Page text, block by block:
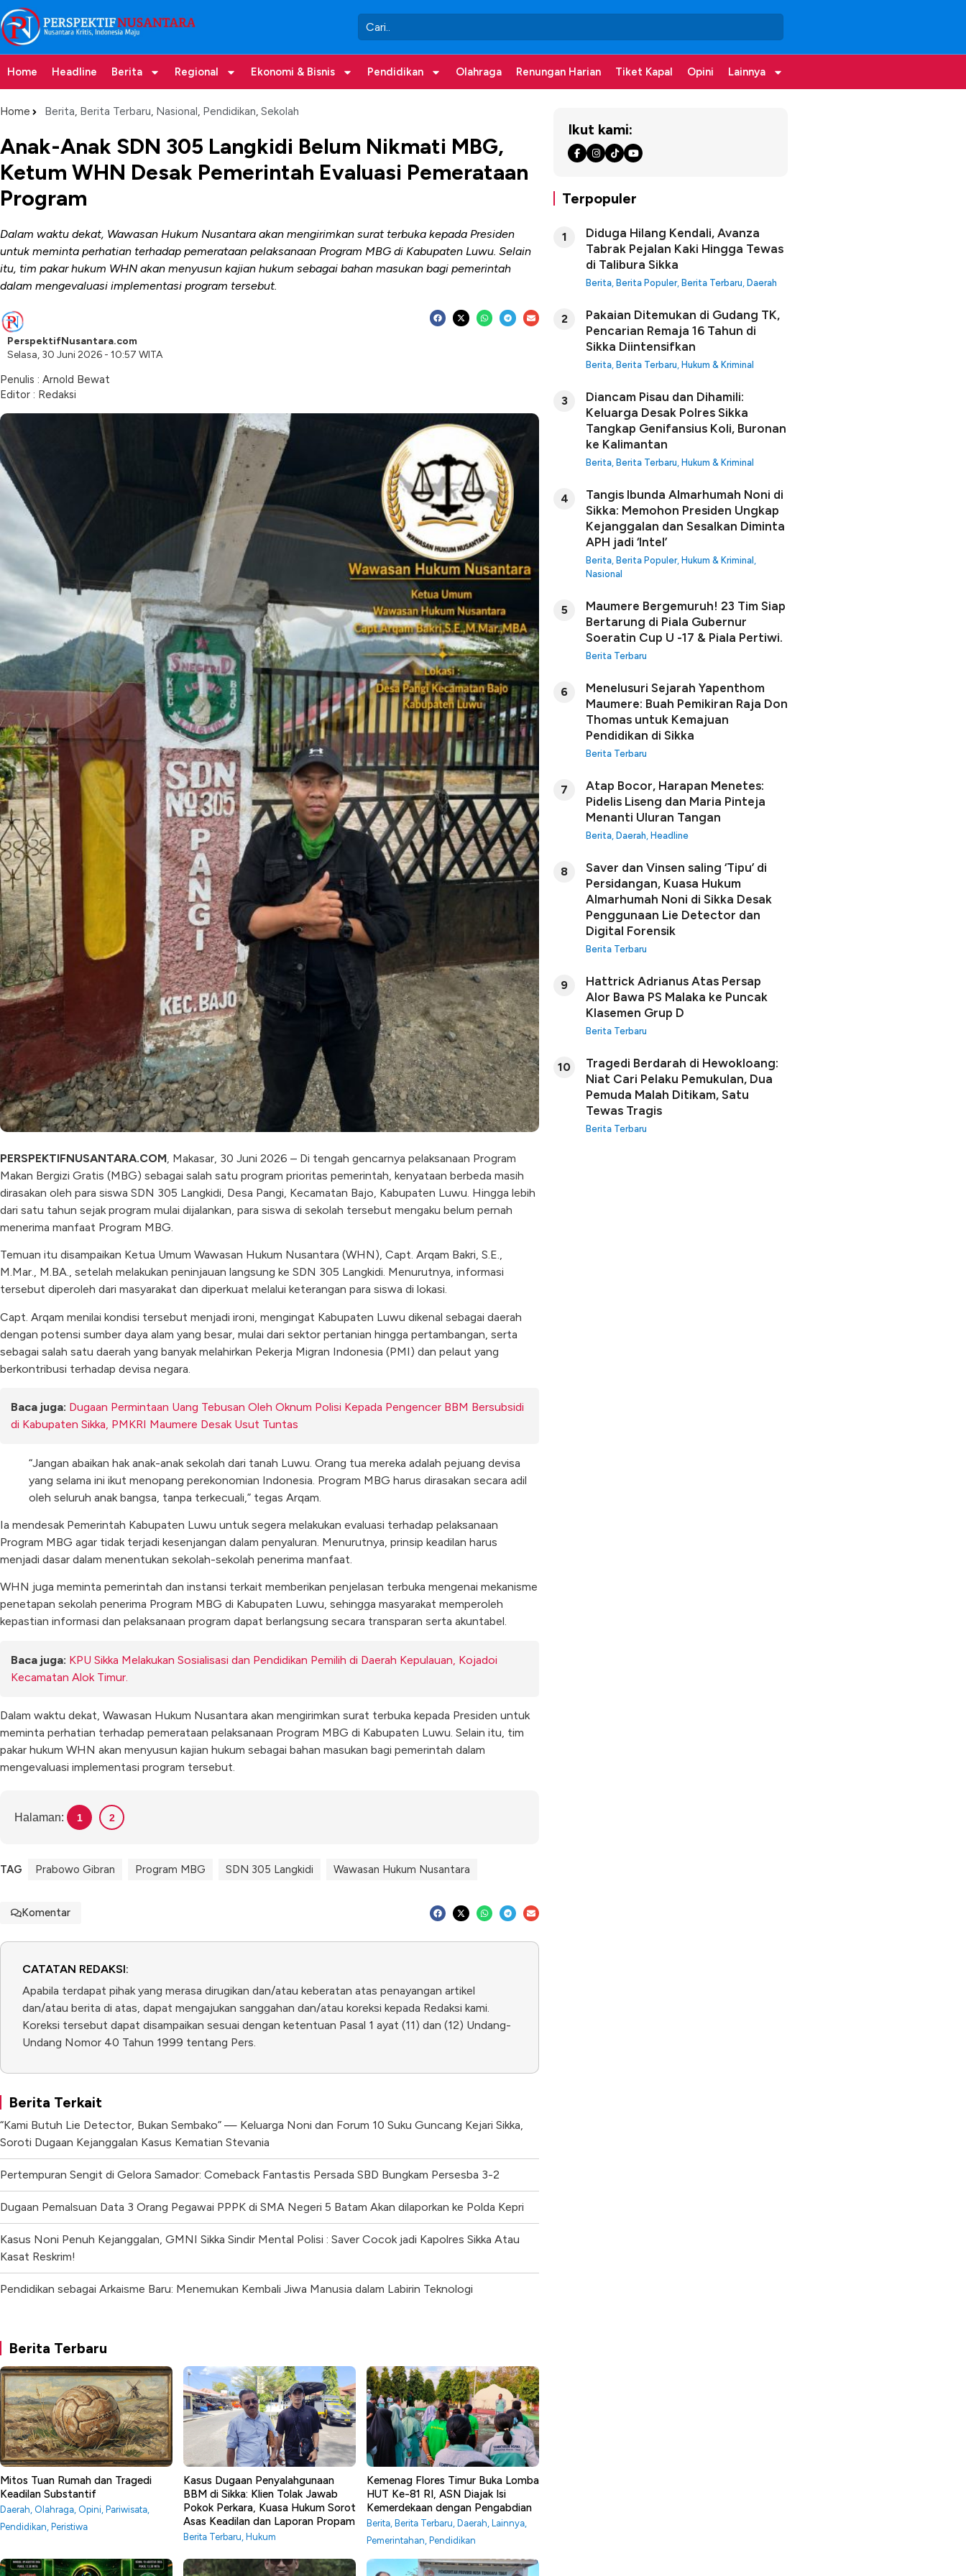
Home Headline Berita Regional Ekonomi & Bisnis Pendidikan Olahraga Renungan Harian Tiket Kapal Opini Lainnya
Home Berita, Berita Terbaru, Nasional, Pendidikan, Sekolah
Anak-Anak SDN 305 Langkidi Belum Nikmati MBG,
Ketum WHN Desak Pemerintah Evaluasi Pemerataan
Program
Dalam waktu dekat, Wawasan Hukum Nusantara akan mengirimkan surat terbuka kepada Presiden
untuk meminta perhatian terhadap pemerataan pelaksanaan Program MBG di Kabupaten Luwu. Selain
itu, tim pakar hukum WHN akan menyusun kajian hukum sebagai bahan masukan bagi pemerintah
dalam mengevaluasi implementasi program tersebut.
PerspektifNusantara.com
Selasa, 30 Juni 2026 - 10:57 WITA
Penulis : Arnold Bewat
Editor : Redaksi
PERSPEKTIFNUSANTARA.COM, Makasar, 30 Juni 2026 – Di tengah gencarnya pelaksanaan Program
Makan Bergizi Gratis (MBG) sebagai salah satu program prioritas pemerintah, kenyataan berbeda masih
dirasakan oleh para siswa SDN 305 Langkidi, Desa Pangi, Kecamatan Bajo, Kabupaten Luwu. Hingga lebih
dari satu tahun sejak program mulai dijalankan, para siswa di sekolah tersebut mengaku belum pernah
menerima manfaat Program MBG.
Temuan itu disampaikan Ketua Umum Wawasan Hukum Nusantara (WHN), Capt. Arqam Bakri, S.E.,
M.Mar., M.BA., setelah melakukan peninjauan langsung ke SDN 305 Langkidi. Menurutnya, informasi
tersebut diperoleh dari masyarakat dan diperkuat melalui keterangan para siswa di lokasi.
Capt. Arqam menilai kondisi tersebut menjadi ironi, mengingat Kabupaten Luwu dikenal sebagai daerah
dengan potensi sumber daya alam yang besar, mulai dari sektor pertanian hingga pertambangan, serta
sebagai salah satu daerah yang banyak melahirkan Pekerja Migran Indonesia (PMI) dan pelaut yang
berkontribusi terhadap devisa negara.
Baca juga: Dugaan Permintaan Uang Tebusan Oleh Oknum Polisi Kepada Pengencer BBM Bersubsidi
di Kabupaten Sikka, PMKRI Maumere Desak Usut Tuntas
“Jangan abaikan hak anak-anak sekolah dari tanah Luwu. Orang tua mereka adalah pejuang devisa
yang selama ini ikut menopang perekonomian Indonesia. Program MBG harus dirasakan secara adil
oleh seluruh anak bangsa, tanpa terkecuali,” tegas Arqam.
Ia mendesak Pemerintah Kabupaten Luwu untuk segera melakukan evaluasi terhadap pelaksanaan
Program MBG agar tidak terjadi kesenjangan dalam penyaluran. Menurutnya, prinsip keadilan harus
menjadi dasar dalam menentukan sekolah-sekolah penerima manfaat.
WHN juga meminta pemerintah dan instansi terkait memberikan penjelasan terbuka mengenai mekanisme
penetapan sekolah penerima Program MBG di Kabupaten Luwu, sehingga masyarakat memperoleh
kepastian informasi dan pelaksanaan program dapat berlangsung secara transparan serta akuntabel.
Baca juga: KPU Sikka Melakukan Sosialisasi dan Pendidikan Pemilih di Daerah Kepulauan, Kojadoi
Kecamatan Alok Timur.
Dalam waktu dekat, Wawasan Hukum Nusantara akan mengirimkan surat terbuka kepada Presiden untuk
meminta perhatian terhadap pemerataan pelaksanaan Program MBG di Kabupaten Luwu. Selain itu, tim
pakar hukum WHN akan menyusun kajian hukum sebagai bahan masukan bagi pemerintah dalam
mengevaluasi implementasi program tersebut.
Halaman: 1 2
TAG Prabowo Gibran Program MBG SDN 305 Langkidi Wawasan Hukum Nusantara
Komentar
CATATAN REDAKSI:
Apabila terdapat pihak yang merasa dirugikan dan/atau keberatan atas penayangan artikel
dan/atau berita di atas, dapat mengajukan sanggahan dan/atau koreksi kepada Redaksi kami.
Koreksi tersebut dapat disampaikan sesuai dengan ketentuan Pasal 1 ayat (11) dan (12) Undang-
Undang Nomor 40 Tahun 1999 tentang Pers.
Berita Terkait
“Kami Butuh Lie Detector, Bukan Sembako” — Keluarga Noni dan Forum 10 Suku Guncang Kejari Sikka,
Soroti Dugaan Kejanggalan Kasus Kematian Stevania
Pertempuran Sengit di Gelora Samador: Comeback Fantastis Persada SBD Bungkam Persesba 3-2
Dugaan Pemalsuan Data 3 Orang Pegawai PPPK di SMA Negeri 5 Batam Akan dilaporkan ke Polda Kepri
Kasus Noni Penuh Kejanggalan, GMNI Sikka Sindir Mental Polisi : Saver Cocok jadi Kapolres Sikka Atau
Kasat Reskrim!
Pendidikan sebagai Arkaisme Baru: Menemukan Kembali Jiwa Manusia dalam Labirin Teknologi
Berita Terbaru
Mitos Tuan Rumah dan Tragedi
Keadilan Substantif
Daerah, Olahraga, Opini, Pariwisata,
Pendidikan, Peristiwa
Kasus Dugaan Penyalahgunaan
BBM di Sikka: Klien Tolak Jawab
Pokok Perkara, Kuasa Hukum Sorot
Asas Keadilan dan Laporan Propam
Berita Terbaru, Hukum
Kemenag Flores Timur Buka Lomba
HUT Ke-81 RI, ASN Diajak Isi
Kemerdekaan dengan Pengabdian
Berita, Berita Terbaru, Daerah, Lainnya,
Pemerintahan, Pendidikan
Ikut kami:
Terpopuler
1
Diduga Hilang Kendali, Avanza
Tabrak Pejalan Kaki Hingga Tewas
di Talibura Sikka
Berita, Berita Populer, Berita Terbaru, Daerah
2
Pakaian Ditemukan di Gudang TK,
Pencarian Remaja 16 Tahun di
Sikka Diintensifkan
Berita, Berita Terbaru, Hukum & Kriminal
3
Diancam Pisau dan Dihamili:
Keluarga Desak Polres Sikka
Tangkap Genifansius Koli, Buronan
ke Kalimantan
Berita, Berita Terbaru, Hukum & Kriminal
4
Tangis Ibunda Almarhumah Noni di
Sikka: Memohon Presiden Ungkap
Kejanggalan dan Sesalkan Diminta
APH jadi ‘Intel’
Berita, Berita Populer, Hukum & Kriminal ,
Nasional
5
Maumere Bergemuruh! 23 Tim Siap
Bertarung di Piala Gubernur
Soeratin Cup U -17 & Piala Pertiwi.
Berita Terbaru
6
Menelusuri Sejarah Yapenthom
Maumere: Buah Pemikiran Raja Don
Thomas untuk Kemajuan
Pendidikan di Sikka
Berita Terbaru
7
Atap Bocor, Harapan Menetes:
Pidelis Liseng dan Maria Pinteja
Menanti Uluran Tangan
Berita, Daerah, Headline
8
Saver dan Vinsen saling ‘Tipu’ di
Persidangan, Kuasa Hukum
Almarhumah Noni di Sikka Desak
Penggunaan Lie Detector dan
Digital Forensik
Berita Terbaru
9
Hattrick Adrianus Atas Persap
Alor Bawa PS Malaka ke Puncak
Klasemen Grup D
Berita Terbaru
10
Tragedi Berdarah di Hewokloang:
Niat Cari Pelaku Pemukulan, Dua
Pemuda Malah Ditikam, Satu
Tewas Tragis
Berita Terbaru